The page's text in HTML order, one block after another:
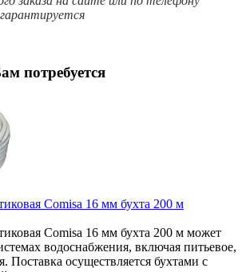
потребуется
Comisa 16 мм бухта 200 м
Comisa 16 мм бухта 200 м может
водоснабжения, включая питьевое,
Поставка осуществляется бухтами с